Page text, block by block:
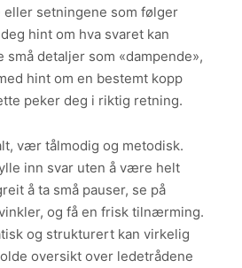
eller setningene som følger
hint om hva svaret kan
detaljer som «dampende»,
hint om en bestemt kopp
peker deg i riktig retning.
vær tålmodig og metodisk.
inn svar uten å være helt
å ta små pauser, se på
og få en frisk tilnærming.
og strukturert kan virkelig
oversikt over ledetrådene